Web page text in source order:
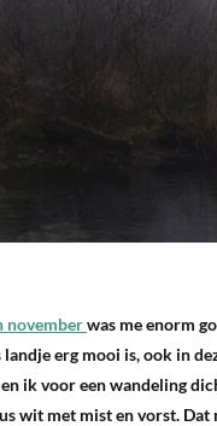
novemberwas me enorm
landje erg mooi is, ook in
ik voor een wandeling
wit met mist en vorst.